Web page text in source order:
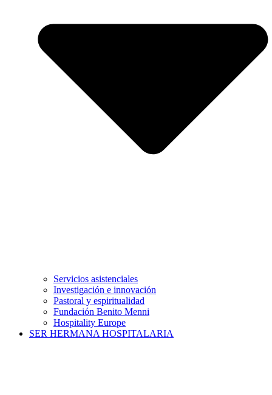
Servicios asistenciales
Investigación e innovación
Pastoral y espiritualidad
Fundación Benito Menni
Hospitality Europe
SER HERMANA HOSPITALARIA